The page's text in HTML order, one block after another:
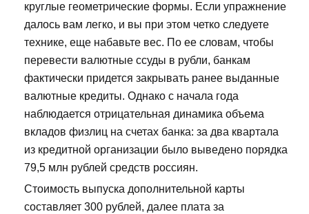
круглые геометрические формы. Если упражнение
далось вам легко, и вы при этом четко следуете
технике, еще набавьте вес. По ее словам, чтобы
перевести валютные ссуды в рубли, банкам
фактически придется закрывать ранее выданные
валютные кредиты. Однако с начала года
наблюдается отрицательная динамика объема
вкладов физлиц на счетах банка: за два квартала
из кредитной организации было выведено порядка
79,5 млн рублей средств россиян.
Стоимость выпуска дополнительной карты
составляет 300 рублей, далее плата за